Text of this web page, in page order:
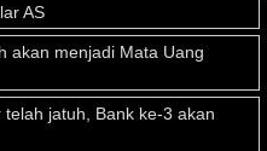
AS
akan menjadi Mata Uang
jatuh, Bank ke-3 akan